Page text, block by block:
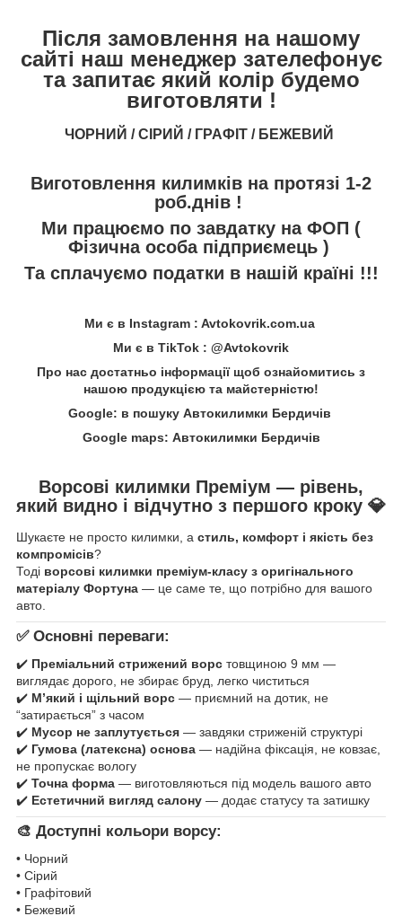
Після замовлення на нашому
сайті наш менеджер зателефонує
та запитає який колір будемо
виготовляти !
ЧОРНИЙ / СІРИЙ / ГРАФІТ / БЕЖЕВИЙ
Виготовлення килимків на протязі 1-2
роб.днів !
Ми працюємо по завдатку на ФОП (
Фізична особа підприємець )
Та сплачуємо податки в нашій країні !!!
Ми є в Instagram : Avtokovrik.com.ua
Ми є в TikTok : @Avtokovrik
Про нас достатньо інформації щоб ознайомитись з
нашою продукцією та майстерністю!
Google: в пошуку Автокилимки Бердичів
Google maps: Автокилимки Бердичів
Ворсові килимки Преміум — рівень,
який видно і відчутно з першого кроку 💎
Шукаєте не просто килимки, а стиль, комфорт і якість без
компромісів?
Тоді ворсові килимки преміум-класу з оригінального
матеріалу Фортуна — це саме те, що потрібно для вашого
авто.
✅ Основні переваги:
✔️ Преміальний стрижений ворс товщиною 9 мм —
виглядає дорого, не збирає бруд, легко чиститься
✔️ М’який і щільний ворс — приємний на дотик, не
“затирається” з часом
✔️ Мусор не заплутується — завдяки стриженій структурі
✔️ Гумова (латексна) основа — надійна фіксація, не ковзає,
не пропускає вологу
✔️ Точна форма — виготовляються під модель вашого авто
✔️ Естетичний вигляд салону — додає статусу та затишку
🎨 Доступні кольори ворсу:
• Чорний
• Сірий
• Графітовий
• Бежевий